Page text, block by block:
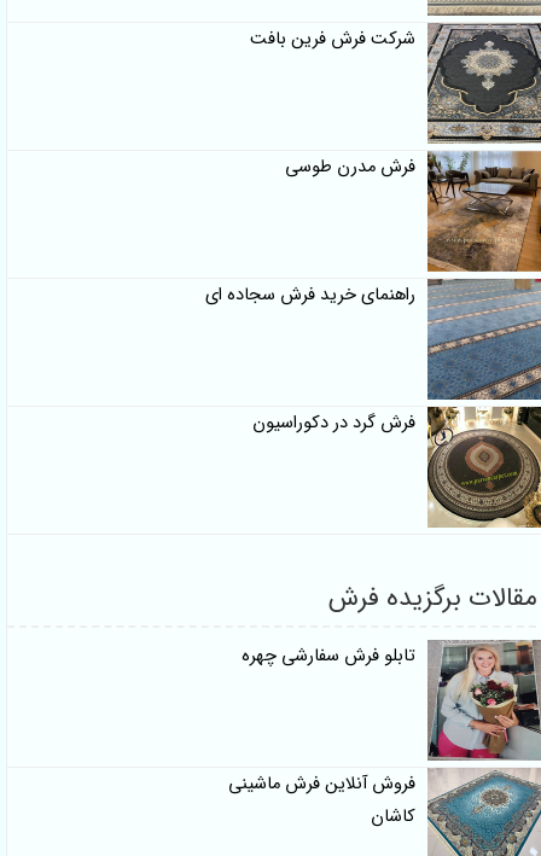
شرکت فرش فرین بافت
فرش مدرن طوسی
راهنمای خرید فرش سجاده ای
فرش گرد در دکوراسیون
مقالات برگزیده فرش
تابلو فرش سفارشی چهره
فروش آنلاین فرش ماشینی
کاشان